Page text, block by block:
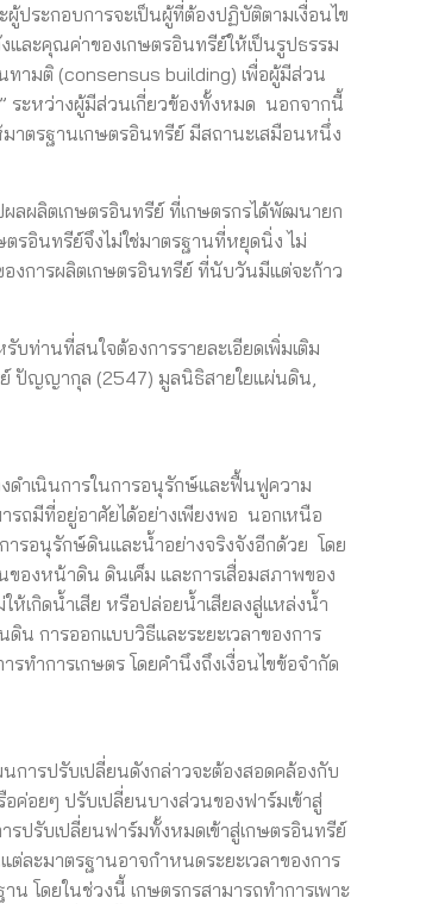
ประกอบการจะเป็นผู้ที่ต้องปฏิบัติตามเงื่อนไข
ละคุณค่าของเกษตรอินทรีย์ให้เป็นรูปธรรม
ามติ (consensus building) เพื่อผู้มีส่วน
ระหว่างผู้มีส่วนเกี่ยวข้องทั้งหมด นอกจากนี้
าตรฐานเกษตรอินทรีย์ มีสถานะเสมือนหนึ่ง
ลผลิตเกษตรอินทรีย์ ที่เกษตรกรได้พัฒนายก
รอินทรีย์จึงไม่ใช่มาตรฐานที่หยุดนิ่ง ไม่
งการผลิตเกษตรอินทรีย์ ที่นับวันมีแต่จะก้าว
ท่านที่สนใจต้องการรายละเอียดเพิ่มเติม
ย์ ปัญญากุล (2547) มูลนิธิสายใยแผ่นดิน,
ดำเนินการในการอนุรักษ์และฟื้นฟูความ
ถมีที่อยู่อาศัยได้อย่างเพียงพอ นอกเหนือ
รอนุรักษ์ดินและน้ำอย่างจริงจังอีกด้วย โดย
องหน้าดิน ดินเค็ม และการเสื่อมสภาพของ
เกิดน้ำเสีย หรือปล่อยน้ำเสียลงสู่แหล่งน้ำ
น การออกแบบวิธีและระยะเวลาของการ
ทำการเกษตร โดยคำนึงถึงเงื่อนไขข้อจำกัด
การปรับเปลี่ยนดังกล่าวจะต้องสอดคล้องกับ
อยๆ ปรับเปลี่ยนบางส่วนของฟาร์มเข้าสู่
รปรับเปลี่ยนฟาร์มทั้งหมดเข้าสู่เกษตรอินทรีย์
ละมาตรฐานอาจกำหนดระยะเวลาของการ
น โดยในช่วงนี้ เกษตรกรสามารถทำการเพาะ